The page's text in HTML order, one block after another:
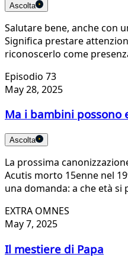
Ascolta
Salutare bene, anche con
Significa prestare
riconoscerlo come
Episodio 73
May 28, 2025
Ma i bambini possono
Ascolta
La prossima
Acutis morto 15enne nel
una domanda: a che età si
EXTRA OMNES
May 7, 2025
Il mestiere di Papa